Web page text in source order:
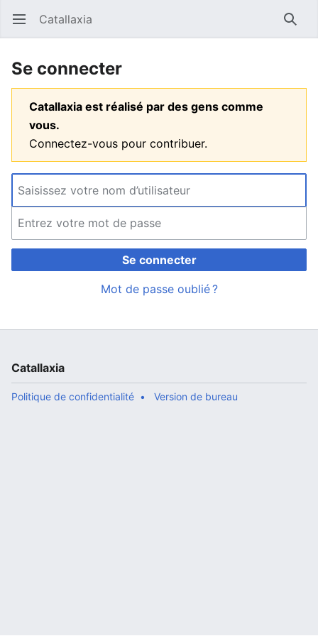
Ouvrir le menu principal Catallaxia
Se connecter
Catallaxia est réalisé par des gens comme
vous.
Connectez-vous pour contribuer.
Se connecter
Mot de passe oublié ?
Catallaxia
Politique de confidentialité Version de bureau